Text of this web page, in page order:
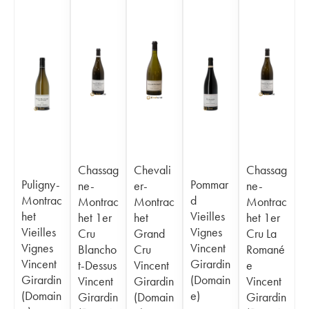
Puligny-
Montrac
het
Vieilles
Vignes
Vincent
Girardin
(Domain
Chassag
ne-
Montrac
het 1er
Cru
Blancho
t-Dessus
Vincent
Girardin
Chevali
er-
Montrac
het
Grand
Cru
Vincent
Girardin
(Domain
Pommar
d
Vieilles
Vignes
Vincent
Girardin
(Domain
e)
Chassag
ne-
Montrac
het 1er
Cru La
Romané
e
Vincent
Girardin